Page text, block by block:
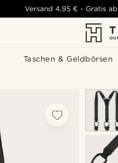
Taschen & Geldbörsen
Versand 4,95 € -Gratis ab